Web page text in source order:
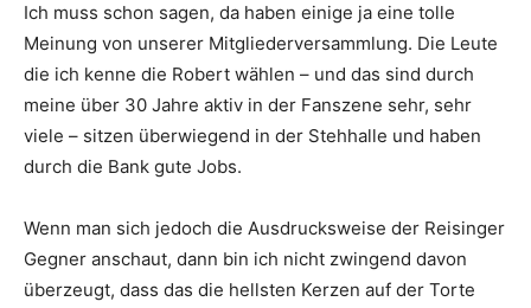
Ich muss schon sagen, da haben einige ja eine tolle
Meinung von unserer Mitgliederversammlung. Die Leute
die ich kenne die Robert wählen – und das sind durch
meine über 30 Jahre aktiv in der Fanszene sehr, sehr
viele – sitzen überwiegend in der Stehhalle und haben
durch die Bank gute Jobs.
Wenn man sich jedoch die Ausdrucksweise der Reisinger
Gegner anschaut, dann bin ich nicht zwingend davon
überzeugt, dass das die hellsten Kerzen auf der Torte